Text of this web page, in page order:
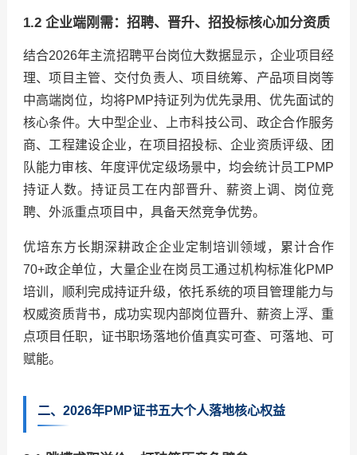
1.2 企业端刚需：招聘、晋升、招投标核心加分资质
结合2026年主流招聘平台岗位大数据显示，企业项目经
理、项目主管、交付负责人、项目统筹、产品项目岗等
中高端岗位，均将PMP持证列为优先录用、优先面试的
核心条件。大中型企业、上市科技公司、政企合作服务
商、工程建设企业，在项目招投标、企业资质评级、团
队能力审核、年度评优定级场景中，均会统计员工PMP
持证人数。持证员工在内部晋升、薪资上调、岗位竞
聘、外派重点项目中，具备天然竞争优势。
优培东方长期深耕政企企业定制培训领域，累计合作
70+政企单位，大量企业在岗员工通过机构标准化PMP
培训，顺利完成持证升级，依托系统的项目管理能力与
权威资质背书，成功实现内部岗位晋升、薪资上浮、重
点项目任职，证书职场落地价值真实可查、可落地、可
赋能。
二、2026年PMP证书五大个人落地核心权益